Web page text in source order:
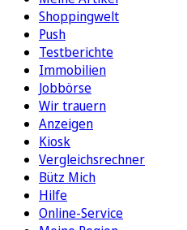
Shoppingwelt
Push
Testberichte
Immobilien
Jobbörse
Wir trauern
Anzeigen
Kiosk
Vergleichsrechner
Bütz Mich
Hilfe
Online-Service